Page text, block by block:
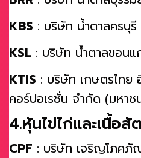
KBS : บริษัท น้ำตาลครบุ
KSL : บริษัท น้ำตาลขอน
KTIS : บริษัท เกษตรไทย
คอร์ปอเรชั่น จำกัด (มหาช
4.หุ้นไข่ไก่และเนื้อสั
CPF : บริษัท เจริญโภคภั